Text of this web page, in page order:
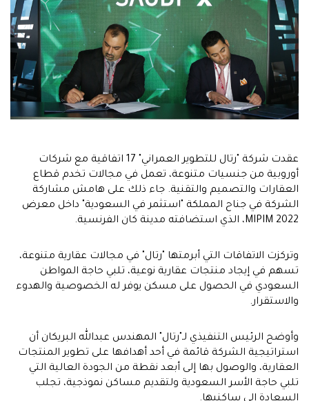
عقدت شركة "رتال للتطوير العمراني" 17 اتفاقية مع شركات
أوروبية من جنسيات متنوعة، تعمل في مجالات تخدم قطاع
العقارات والتصميم والتقنية. جاء ذلك على هامش مشاركة
الشركة في جناح المملكة "استثمر في السعودية" داخل معرض
2022 MIPIM، الذي استضافته مدينة كان الفرنسية.
وتركزت الاتفاقات التي أبرمتها "رتال" في مجالات عقارية متنوعة،
تسهم في إيجاد منتجات عقارية نوعية، تلبي حاجة المواطن
السعودي في الحصول على مسكن يوفر له الخصوصية والهدوء
والاستقرار.
وأوضح الرئيس التنفيذي لـ"رتال" المهندس عبدالله البريكان أن
استراتيجية الشركة قائمة في أحد أهدافها على تطوير المنتجات
العقارية، والوصول بها إلى أبعد نقطة من الجودة العالية التي
تلبي حاجة الأسر السعودية ولتقديم مساكن نموذجية، تجلب